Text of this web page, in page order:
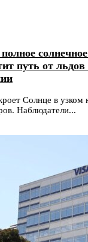
путь от
Солнце в
Наблюдатели...